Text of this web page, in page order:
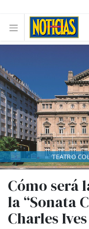
Cómo será
la “Sonata
Charles
TEATRO